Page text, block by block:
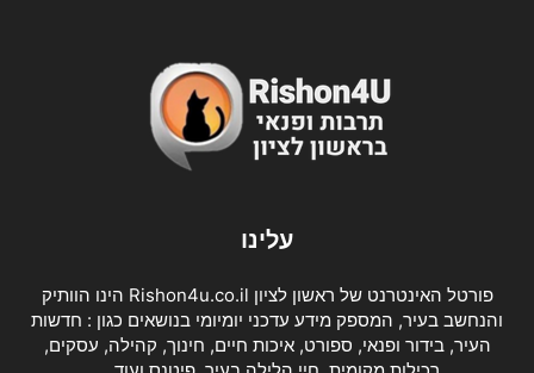
עלינו
פורטל האינטרנט של ראשון לציון Rishon4u.co.il הינו הוותיק
והנחשב בעיר, המספק מידע עדכני יומיומי בנושאים כגון : חדשות
העיר, בידור ופנאי, ספורט, איכות חיים, חינוך, קהילה, עסקים,